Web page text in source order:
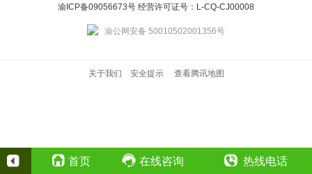
渝ICP备09056673号 经营许可证号：L-CQ-CJ00008
渝公网安备 50010502001356号
关于我们 安全提示 查看腾讯地图
首页 在线咨询 热线电话